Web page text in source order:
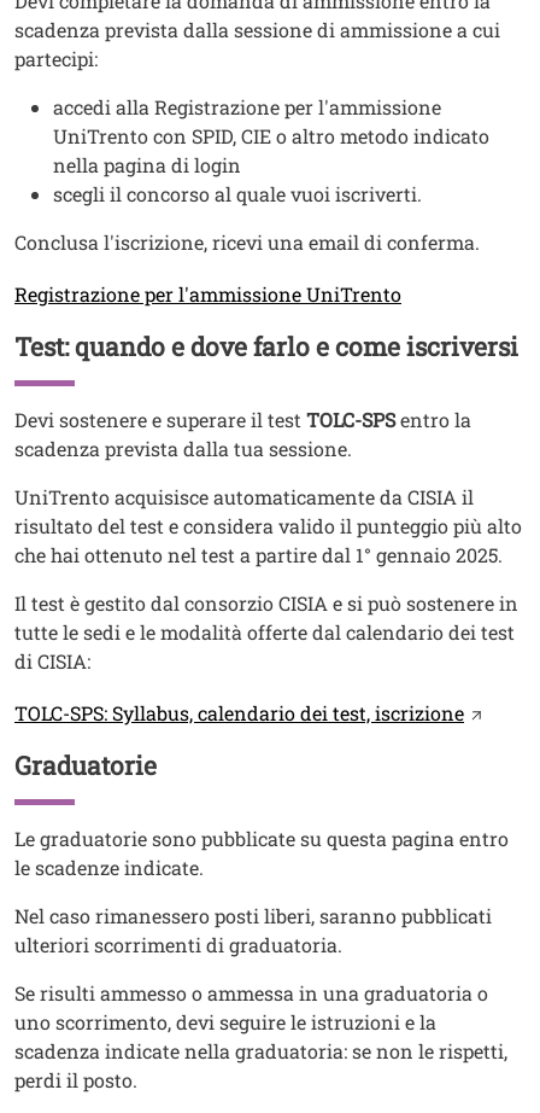
scadenza prevista dalla sessione di ammissione a cui
partecipi:
accedi alla Registrazione per l'ammissione
UniTrento con SPID, CIE o altro metodo indicato
nella pagina di login
scegli il concorso al quale vuoi iscriverti.
Conclusa l'iscrizione, ricevi una email di conferma.
Link
Registrazione per l'ammissione UniTrento
Titolo
Test: quando e dove farlo e come iscriversi
Testo
Devi sostenere e superare il testTOLC-SPSentro la
scadenza prevista dalla tua sessione.
UniTrento acquisisce automaticamente da CISIA il
risultato del test e considera valido il punteggio più alto
che hai ottenuto nel test a partire dal 1° gennaio 2025.
Il test è gestito dal consorzio CISIA e si può sostenere in
tutte le sedi e le modalità offerte dal calendario dei test
di CISIA:
Link
TOLC-SPS: Syllabus, calendario dei test, iscrizione
Titolo
Graduatorie
Testo
Le graduatorie sono pubblicate su questa pagina entro
le scadenze indicate.
Nel caso rimanessero posti liberi, saranno pubblicati
ulteriori scorrimenti di graduatoria.
Se risulti ammesso o ammessa in una graduatoria o
uno scorrimento, devi seguire le istruzioni e la
scadenza indicate nella graduatoria: se non le rispetti,
perdi il posto.